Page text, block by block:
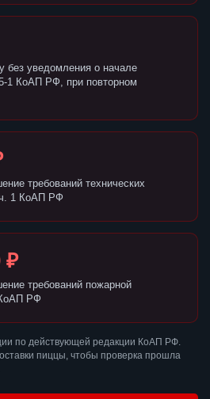
без уведомления о начале
1 КоАП РФ, при повторном
требований технических
ч. 1 КоАП РФ
₽
требований пожарной
КоАП РФ
по действующей редакции КоАП РФ.
пиццы, чтобы проверка прошла